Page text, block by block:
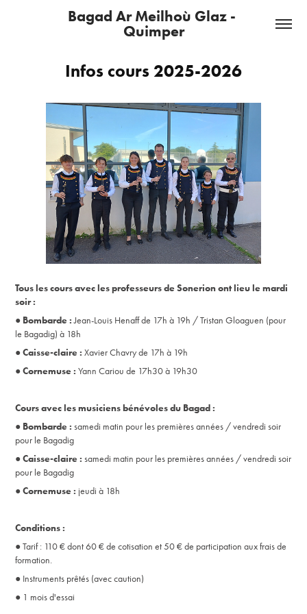
Bagad Ar Meilhoù Glaz -
Quimper
Infos cours 2025-2026
Tous les cours avec les professeurs de Sonerion ont lieu le mardi
soir :
● Bombarde :Jean-Louis Henaff de 17h à 19h / Tristan Gloaguen (pour
le Bagadig) à 18h
●Caisse-claire : Xavier Chavry de 17h à 19h
●Cornemuse :Yann Cariou de 17h30 à 19h30
Cours avec les musiciens bénévoles du Bagad :
● Bombarde : samedi matin pour les premières années / vendredi soir
pour le Bagadig
●Caisse-claire : samedi matin pour les premières années / vendredi soir
pour le Bagadig
●Cornemuse : jeudi à 18h
Conditions :
● Tarif : 110 € dont 60 € de cotisation et 50 € de participation aux frais de
formation.
● Instruments prêtés (avec caution)
● 1 mois d'essai